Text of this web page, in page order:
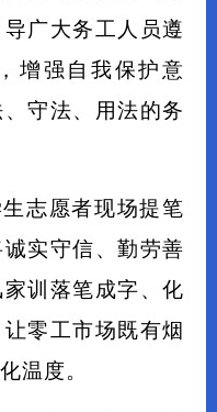
广大务工人员遵
增强自我保护意
守法、用法的务
志愿者现场提笔
实守信、勤劳善
训落笔成字、化
零工市场既有烟
温度。